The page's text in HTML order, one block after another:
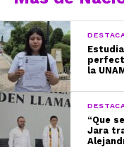
la
“Que
Jara